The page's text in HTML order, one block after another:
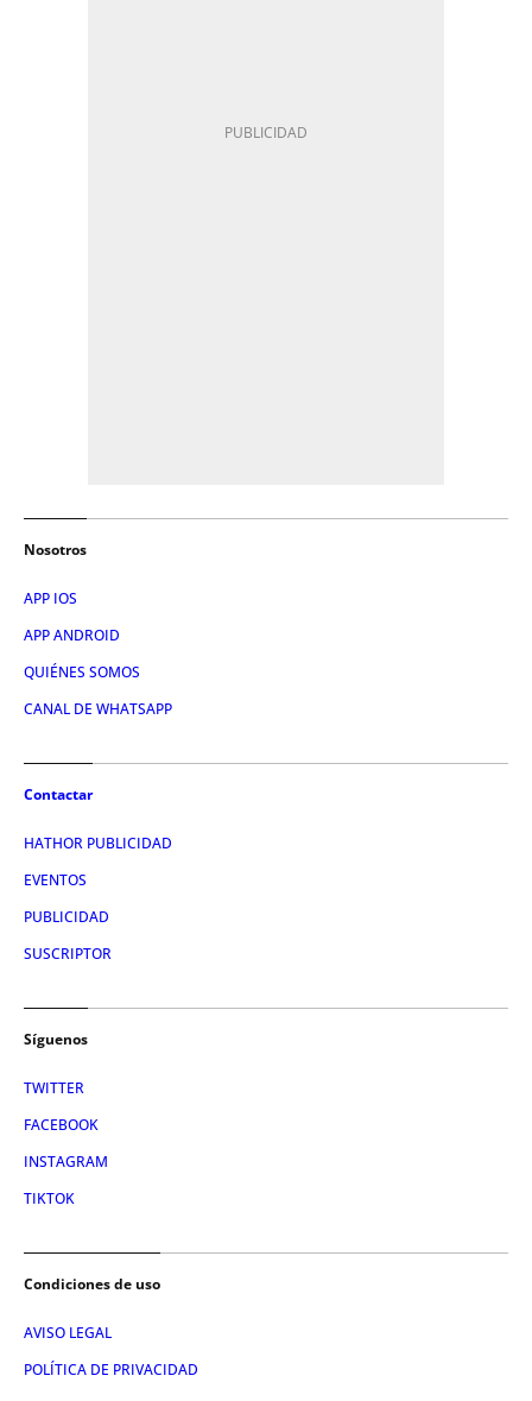
Nosotros
APP IOS
APP ANDROID
QUIÉNES SOMOS
CANAL DE WHATSAPP
Contactar
HATHOR PUBLICIDAD
EVENTOS
PUBLICIDAD
SUSCRIPTOR
Síguenos
TWITTER
FACEBOOK
INSTAGRAM
TIKTOK
Condiciones de uso
AVISO LEGAL
POLÍTICA DE PRIVACIDAD